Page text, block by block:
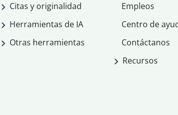
Citas y originalidad
Herramientas de IA
Otras herramientas
Empleos
Centro de
Contáctanos
Recursos